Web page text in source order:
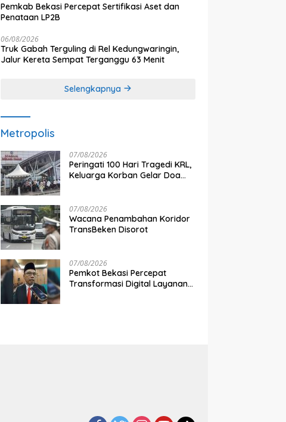
Pemkab Bekasi Percepat Sertifikasi Aset dan
Penataan LP2B
06/08/2026
Truk Gabah Terguling di Rel Kedungwaringin,
Jalur Kereta Sempat Terganggu 63 Menit
Selengkapnya
Metropolis
07/08/2026
Peringati 100 Hari Tragedi KRL,
Keluarga Korban Gelar Doa
07/08/2026
Wacana Penambahan Koridor
TransBeken Disorot
07/08/2026
Pemkot Bekasi Percepat
Transformasi Digital Layanan